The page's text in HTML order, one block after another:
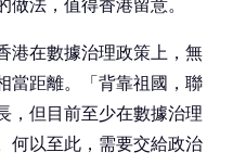
港在數據治理政策上，無
當距離。「背靠祖國，聯
，但目前至少在數據治理
何以至此，需要交給政治